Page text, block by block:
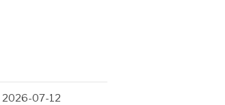
2026-07-12